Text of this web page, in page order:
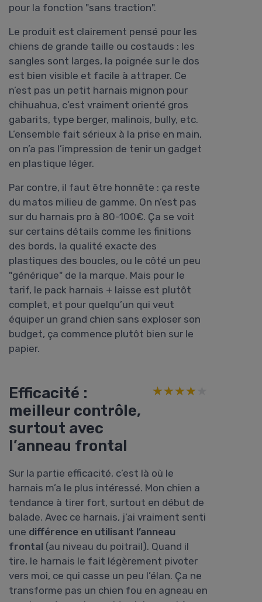
pour la fonction "sans traction".
Le produit est clairement pensé pour les
chiens de grande taille ou costauds : les
sangles sont larges, la poignée sur le dos
est bien visible et facile à attraper. Ce
n’est pas un petit harnais mignon pour
chihuahua, c’est vraiment orienté gros
gabarits, type berger, malinois, bully, etc.
L’ensemble fait sérieux à la prise en main,
on n’a pas l’impression de tenir un gadget
en plastique léger.
Par contre, il faut être honnête : ça reste
du matos milieu de gamme. On n’est pas
sur du harnais pro à 80-100€. Ça se voit
sur certains détails comme les finitions
des bords, la qualité exacte des
plastiques des boucles, ou le côté un peu
"générique" de la marque. Mais pour le
tarif, le pack harnais + laisse est plutôt
complet, et pour quelqu’un qui veut
équiper un grand chien sans exploser son
budget, ça commence plutôt bien sur le
papier.
Efficacité :
meilleur contrôle,
surtout avec
l’anneau frontal
★★★★★
★★★★★
Sur la partie efficacité, c’est là où le
harnais m’a le plus intéressé. Mon chien a
tendance à tirer fort, surtout en début de
balade. Avec ce harnais, j’ai vraiment senti
une différence en utilisant l’anneau
frontal (au niveau du poitrail). Quand il
tire, le harnais le fait légèrement pivoter
vers moi, ce qui casse un peu l’élan. Ça ne
transforme pas un chien fou en agneau en